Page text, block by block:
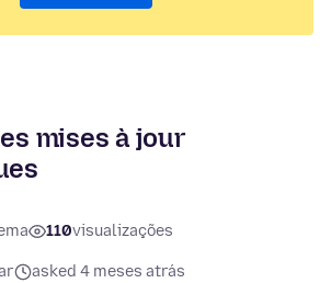
mises à jour
110visualizações
asked 4 meses atrás